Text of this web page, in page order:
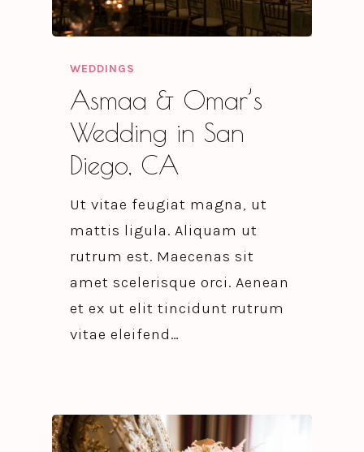
WEDDINGS
Asmaa & Omar’s
Wedding in San
Diego, CA
Ut vitae feugiat magna, ut
mattis ligula. Aliquam ut
rutrum est. Maecenas sit
amet scelerisque orci. Aenean
et ex ut elit tincidunt rutrum
vitae eleifend…